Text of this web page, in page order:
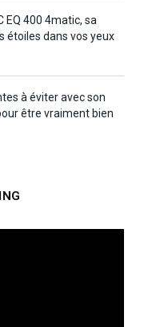
EQ 400 4matic, sa
étoiles dans vos yeux
à éviter avec son
être vraiment bien